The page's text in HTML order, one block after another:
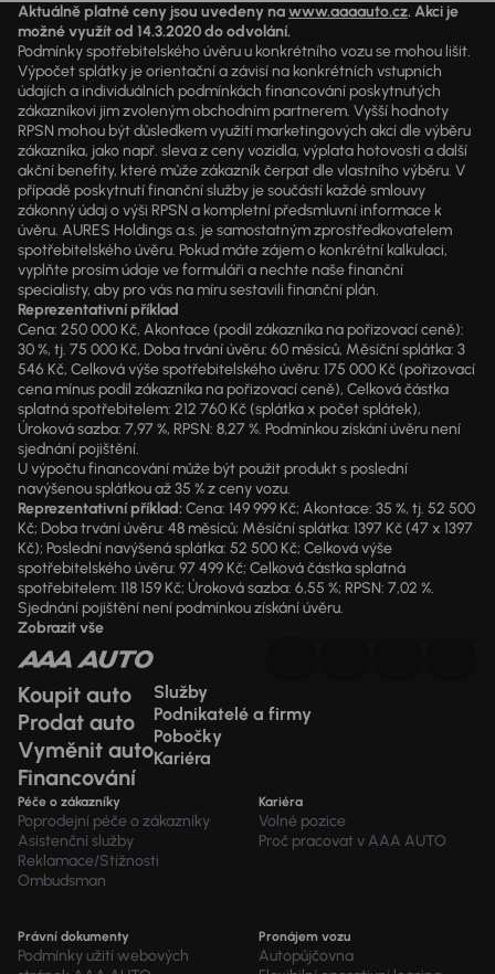
Aktuálně platné ceny jsou uvedeny nawww.aaaauto.cz. Akci je
možné využít od 14.3.2020 do odvolání.
Podmínky spotřebitelského úvěru u konkrétního vozu se mohou lišit.
Výpočet splátky je orientační a závisí na konkrétních vstupních
údajích a individuálních podmínkách financování poskytnutých
zákazníkovi jim zvoleným obchodním partnerem. Vyšší hodnoty
RPSN mohou být důsledkem využití marketingových akcí dle výběru
zákazníka, jako např. sleva z ceny vozidla, výplata hotovosti a další
akční benefity, které může zákazník čerpat dle vlastního výběru. V
případě poskytnutí finanční služby je součástí každé smlouvy
zákonný údaj o výši RPSN a kompletní předsmluvní informace k
úvěru. AURES Holdings a.s. je samostatným zprostředkovatelem
spotřebitelského úvěru. Pokud máte zájem o konkrétní kalkulaci,
vyplňte prosím údaje ve formuláři a nechte naše finanční
specialisty, aby pro vás na míru sestavili finanční plán.
Reprezentativní příklad
Cena: 250 000 Kč, Akontace (podíl zákazníka na pořizovací ceně):
30 %, tj. 75 000 Kč, Doba trvání úvěru: 60 měsíců, Měsíční splátka: 3
546 Kč, Celková výše spotřebitelského úvěru: 175 000 Kč (pořizovací
cena mínus podíl zákazníka na pořizovací ceně), Celková částka
splatná spotřebitelem: 212 760 Kč (splátka x počet splátek),
Úroková sazba: 7,97 %, RPSN: 8,27 %. Podmínkou získání úvěru není
sjednání pojištění.
U výpočtu financování může být použit produkt s poslední
navýšenou splátkou až 35 % z ceny vozu.
Reprezentativní příklad:Cena: 149 999 Kč; Akontace: 35 %, tj. 52 500
Kč; Doba trvání úvěru: 48 měsíců; Měsíční splátka: 1397 Kč (47 x 1397
Kč); Poslední navýšená splátka: 52 500 Kč; Celková výše
spotřebitelského úvěru: 97 499 Kč; Celková částka splatná
spotřebitelem: 118 159 Kč; Úroková sazba: 6,55 %; RPSN: 7,02 %.
Sjednání pojištění není podmínkou získání úvěru.
Zobrazit vše
Koupit auto
Prodat auto
Vyměnit auto
Financování
Služby
Podnikatelé a firmy
Pobočky
Kariéra
Péče o zákazníky
Poprodejní péče o zákazníky
Asistenční služby
Reklamace/Stížnosti
Ombudsman
Kariéra
Volné pozice
Proč pracovat v AAA AUTO
Právní dokumenty
Podmínky užití webových
Pronájem vozu
Autopůjčovna